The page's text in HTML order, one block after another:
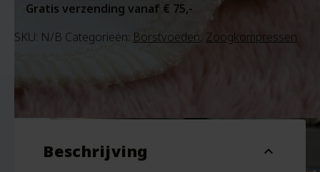
Gratis verzending vanaf € 75,-
SKU: N/B Categorieën: Borstvoeden, Zoogkompressen
Beschrijving expand_more